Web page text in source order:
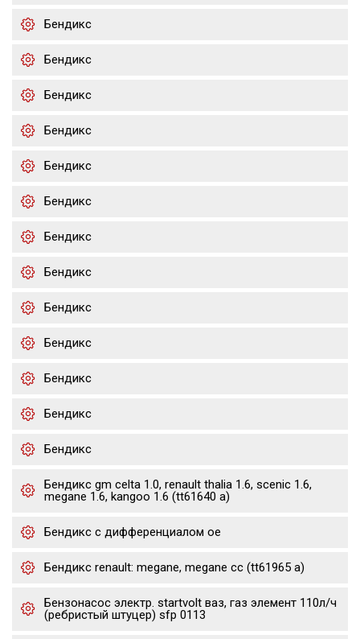
Бендикс
Бендикс
Бендикс
Бендикс
Бендикс
Бендикс
Бендикс
Бендикс
Бендикс
Бендикс
Бендикс
Бендикс
Бендикс
Бендикс gm celta 1.0, renault thalia 1.6, scenic 1.6,
megane 1.6, kangoo 1.6 (tt61640 a)
Бендикс с дифференциалом oe
Бендикс renault: megane, megane cc (tt61965 a)
Бензонасос электр. startvolt ваз, газ элемент 110л/ч
(ребристый штуцер) sfp 0113